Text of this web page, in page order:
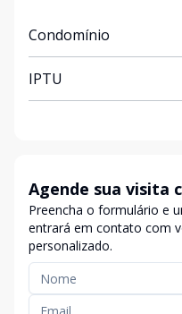
Condomínio
IPTU
Agende sua visita
Preencha o formulário e
entrará em contato com
personalizado.